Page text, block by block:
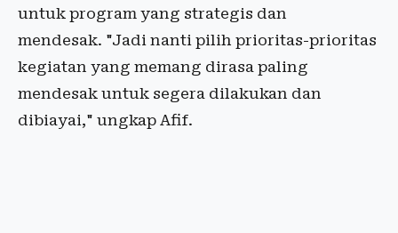
untuk program yang strategis dan
mendesak. "Jadi nanti pilih prioritas-prioritas
kegiatan yang memang dirasa paling
mendesak untuk segera dilakukan dan
dibiayai," ungkap Afif.